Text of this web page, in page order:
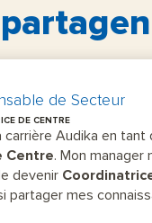
de Secteur
DE CENTRE
carrière Audika en tant
Centre. Mon manager
devenir
partager mes